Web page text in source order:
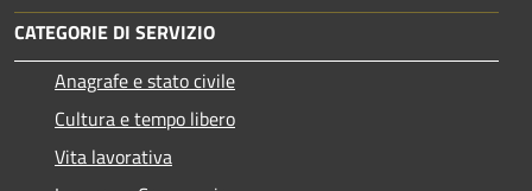
CATEGORIE DI SERVIZIO
Anagrafe e stato civile
Cultura e tempo libero
Vita lavorativa